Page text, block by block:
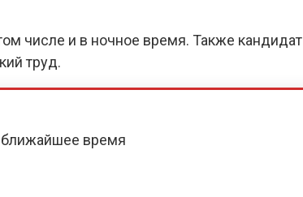
числе и в ночное время. Также кандидат
труд.
ближайшее время